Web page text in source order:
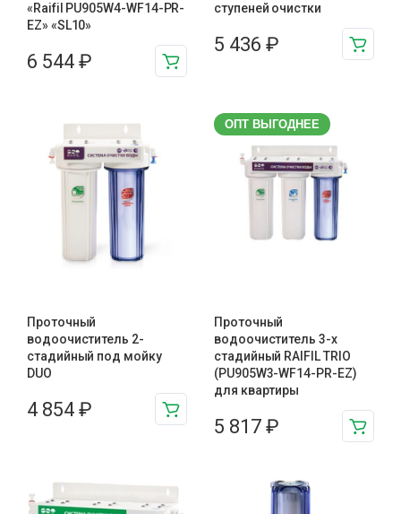
«Raifil PU905W4-WF14-PR-
EZ» «SL10»
6 544 ₽
ступеней очистки
5 436 ₽
Проточный
водоочиститель 2-
стадийный под мойку
DUO
4 854 ₽
ОПТ ВЫГОДНЕЕ
Проточный
водоочиститель 3-х
стадийный RAIFIL TRIO
(PU905W3-WF14-PR-EZ)
для квартиры
5 817 ₽